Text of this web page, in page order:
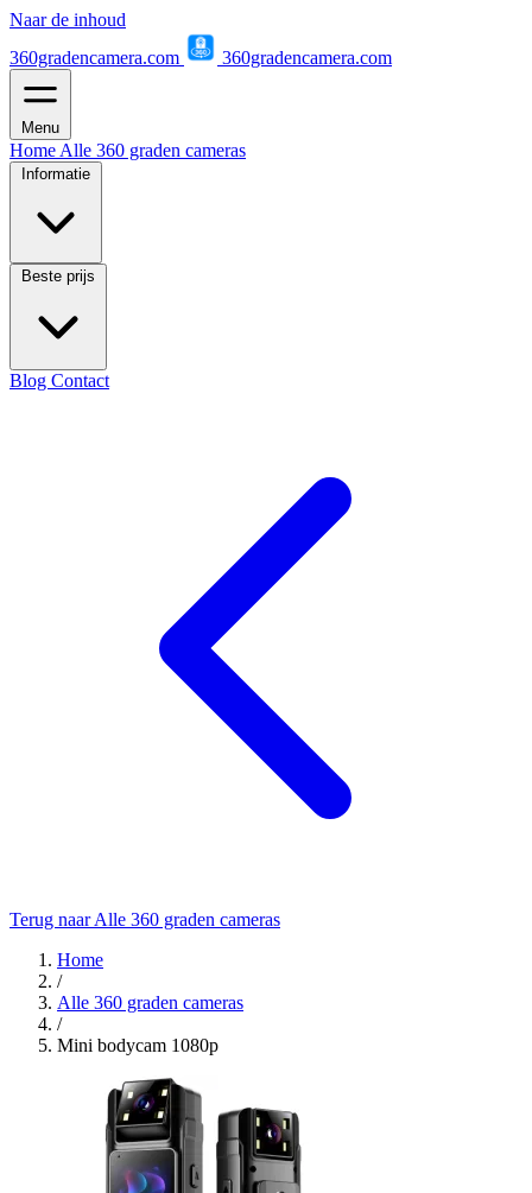
Naar de inhoud
360gradencamera.com
360gradencamera.com
Menu
Home Alle 360 graden cameras
Informatie
Beste prijs
Blog Contact
Terug naar Alle 360 graden cameras
Home
/
Alle 360 graden cameras
/
Mini bodycam 1080p